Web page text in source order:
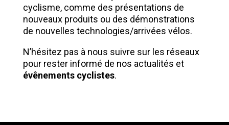
cyclisme, comme des présentations de
nouveaux produits ou des démonstrations
de nouvelles technologies/arrivées vélos.
N’hésitez pas à nous suivre sur les réseaux
pour rester informé de nos actualités et
évênements cyclistes.